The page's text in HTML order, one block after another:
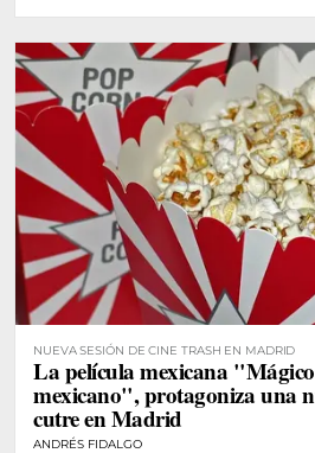
NUEVA SESIÓN DE CINE TRASH EN MADRID
La película mexicana
mexicano", protagoniza una
cutre en Madrid
ANDRÉS FIDALGO